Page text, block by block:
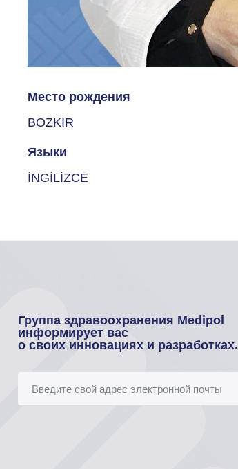
Место рождения
BOZKIR
Языки
İNGİLİZCE
Группа здравоохранения Medipol
информирует вас
о своих инновациях и разработках.